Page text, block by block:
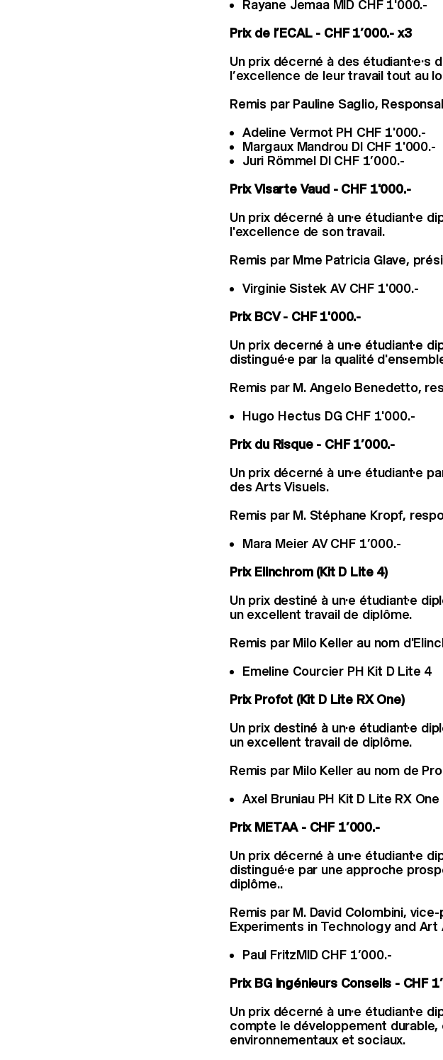
Rayane Jemaa MID CHF 1'000.-
Prix de l’ECAL - CHF 1’000.- x3
Un prix décerné à des étudiant·e·s
l’excellence de leur travail tout au
Remis par Pauline Saglio,
Adeline Vermot PH CHF 1'000.-
Margaux Mandrou DI CHF 1'000.-
Juri Römmel DI CHF 1’000.-
Prix Visarte Vaud - CHF 1'000.-
Un prix décerné à un·e étudiant·e
l'excellence de son travail.
Remis par Mme Patricia Glave,
Virginie Sistek AV CHF 1'000.-
Prix BCV - CHF 1'000.-
Un prix decerné à un·e étudiant·e
distingué·e par la qualité
Remis par M. Angelo Benedetto,
Hugo Hectus DG CHF 1'000.-
Prix du Risque - CHF 1’000.-
Un prix décerné à un·e étudiant·e
des Arts Visuels.
Remis par M. Stéphane Kropf,
Mara Meier AV CHF 1’000.-
Prix Elinchrom (Kit D Lite 4)
Un prix destiné à un·e étudiant·e
un excellent travail de diplôme.
Remis par Milo Keller au nom
Emeline Courcier PH Kit D Lite 4
Prix Profot (Kit D Lite RX One)
Un prix destiné à un·e étudiant·e
un excellent travail de diplôme.
Remis par Milo Keller au nom de
Axel Bruniau PH Kit D Lite RX One
Prix METAA - CHF 1’000.-
Un prix décerné à un·e étudiant·e
distingué·e par une approche
diplôme..
Remis par M. David Colombini,
Experiments in Technology and Art
Paul FritzMID CHF 1’000.-
Prix BG Ingénieurs Conseils - CHF
Un prix décerné à un·e étudiant·e
compte le développement
environnementaux et sociaux.